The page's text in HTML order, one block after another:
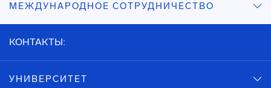
МЕЖДУНАРОДНОЕ СОТРУДНИЧЕСТВО
КОНТАКТЫ:
УНИВЕРСИТЕТ